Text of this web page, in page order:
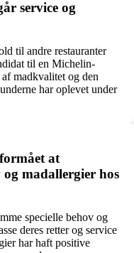
service og
til andre restauranter
til en Michelin-
madkvalitet og den
har oplevet under
at
og madallergier hos
specielle behov og
deres retter og service
har haft positive